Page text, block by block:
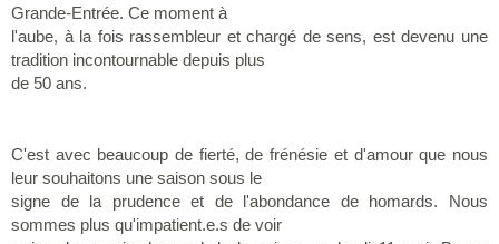
Grande-Entrée. Ce moment à
l'aube, à la fois rassembleur et chargé de sens, est devenu une
tradition incontournable depuis plus
de 50 ans.
C'est avec beaucoup de fierté, de frénésie et d'amour que nous
leur souhaitons une saison sous le
signe de la prudence et de l'abondance de homards. Nous
sommes plus qu'impatient.e.s de voir